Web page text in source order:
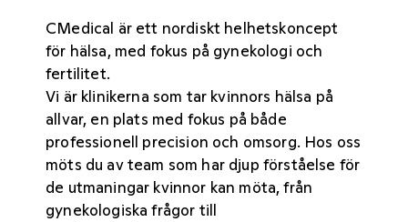
CMedical är ett nordiskt helhetskoncept
för hälsa, med fokus på gynekologi och
fertilitet.
Vi är klinikerna som tar kvinnors hälsa på
allvar, en plats med fokus på både
professionell precision och omsorg. Hos oss
möts du av team som har djup förståelse för
de utmaningar kvinnor kan möta, från
gynekologiska frågor till